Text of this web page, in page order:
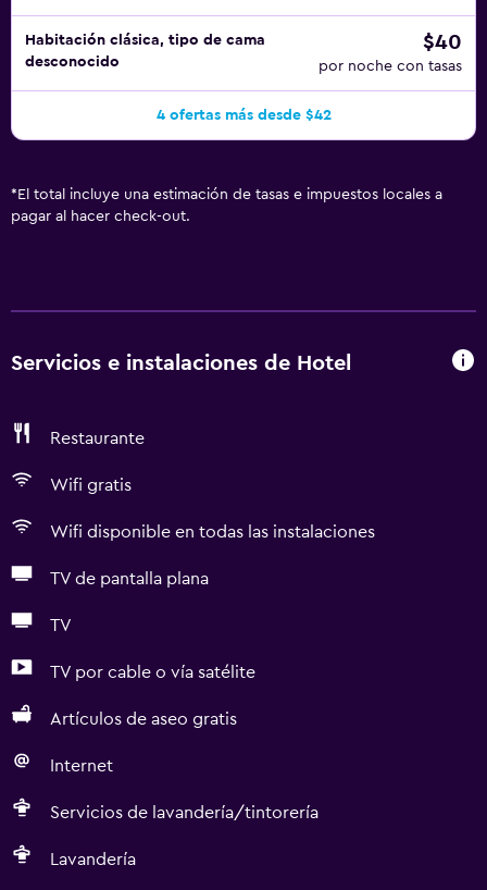
Habitación clásica, tipo de cama
desconocido
$40
por noche con tasas
4 ofertas más desde $42
* El total incluye una estimación de tasas e impuestos locales a
pagar al hacer check-out.
Servicios e instalaciones de Hotel
Restaurante
Wifi gratis
Wifi disponible en todas las instalaciones
TV de pantalla plana
TV
TV por cable o vía satélite
Artículos de aseo gratis
Internet
Servicios de lavandería/tintorería
Lavandería